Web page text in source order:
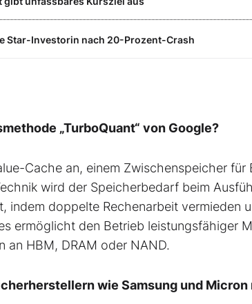
Star-Investorin nach 20-Prozent-Crash
„TurboQuant“ von Google?
Cache an, einem Zwischenspeicher für
wird der Speicherbedarf beim
indem doppelte Rechenarbeit vermieden
ermöglicht den Betrieb leistungsfähiger
an HBM, DRAM oder NAND.
wie Samsung und Micron